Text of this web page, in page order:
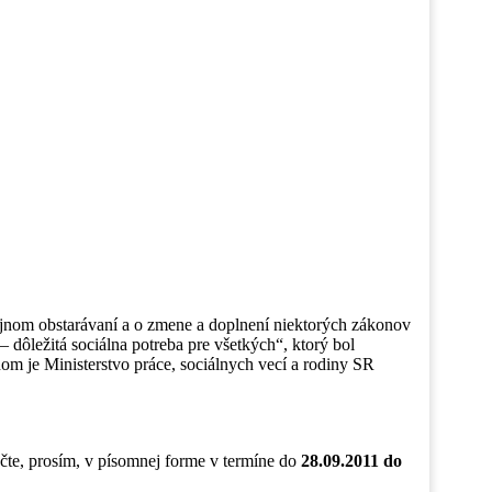
obstarávaní a o zmene a doplnení niektorých zákonov
sociálna potreba pre všetkých“, ktorý bol
je Ministerstvo práce, sociálnych vecí a rodiny SR
prosím, v písomnej forme v termíne do 28.09.2011 do